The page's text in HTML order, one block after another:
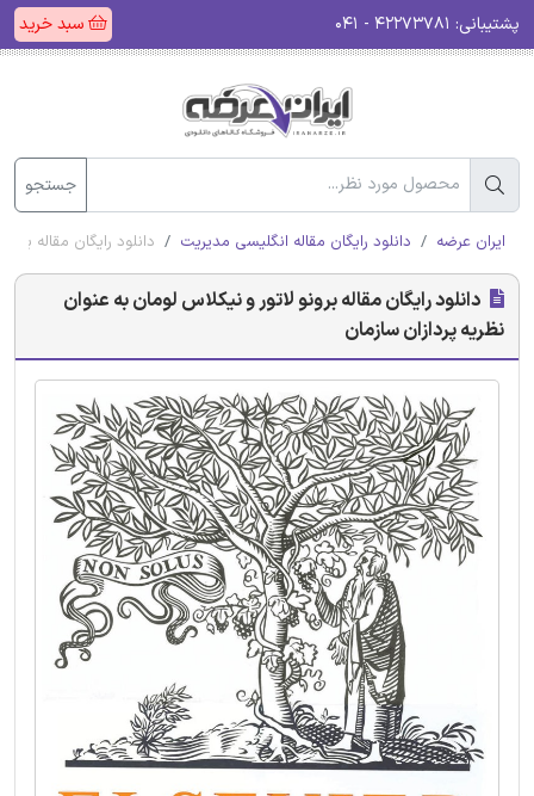
پشتیبانی: سبد خرید
جستجو
ایران عرضه دانلود رایگان مقاله انگلیسی مدیریت دانلود رایگان مقاله
دانلود رایگان مقاله برونو لاتور و نیکلاس لومان به عنوان
نظریه پردازان سازمان